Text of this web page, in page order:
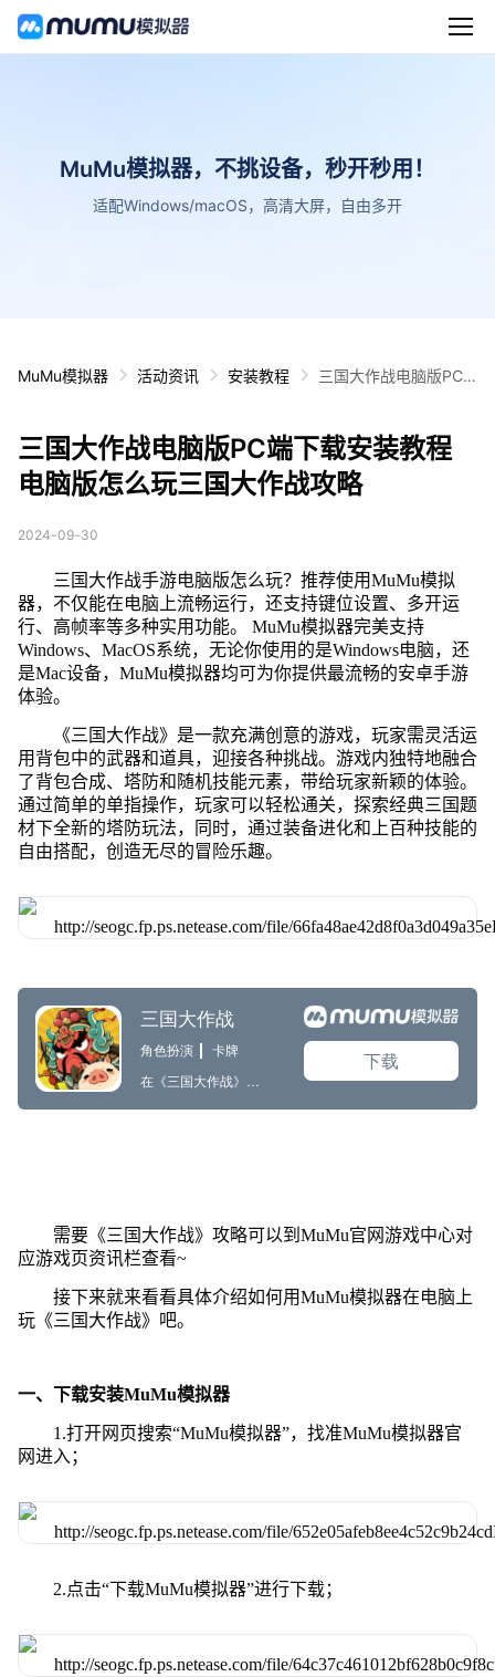
MuMu模拟器，不挑设备，秒开秒用！
适配Windows/macOS，高清大屏，自由多开
MuMu模拟器 活动资讯 安装教程
三国大作战电脑版PC
三国大作战电脑版PC端下载安装教程
电脑版怎么玩三国大作战攻略
2024-09-30
三国大作战手游电脑版怎么玩？推荐使用MuMu模拟
器，不仅能在电脑上流畅运行，还支持键位设置、多开运
行、高帧率等多种实用功能。 MuMu模拟器完美支持
Windows、MacOS系统，无论你使用的是Windows电脑，还
是Mac设备，MuMu模拟器均可为你提供最流畅的安卓手游
体验。
《三国大作战》是一款充满创意的游戏，玩家需灵活运
用背包中的武器和道具，迎接各种挑战。游戏内独特地融合
了背包合成、塔防和随机技能元素，带给玩家新颖的体验。
通过简单的单指操作，玩家可以轻松通关，探索经典三国题
材下全新的塔防玩法，同时，通过装备进化和上百种技能的
自由搭配，创造无尽的冒险乐趣。
需要《三国大作战》攻略可以到MuMu官网游戏中心对
应游戏页资讯栏查看~
接下来就来看看具体介绍如何用MuMu模拟器在电脑上
玩《三国大作战》吧。
一、下载安装MuMu模拟器
1.打开网页搜索“MuMu模拟器”，找准MuMu模拟器官
网进入；
2.点击“下载MuMu模拟器”进行下载；